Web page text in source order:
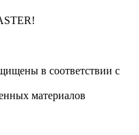
в соответствии с
материалов